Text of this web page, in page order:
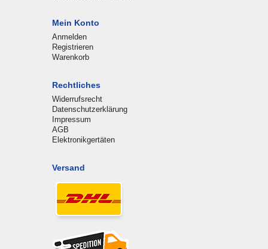
Mein Konto
Anmelden
Registrieren
Warenkorb
Rechtliches
Widerrufsrecht
Datenschutzerklärung
Impressum
AGB
Elektronikgertäten
Versand